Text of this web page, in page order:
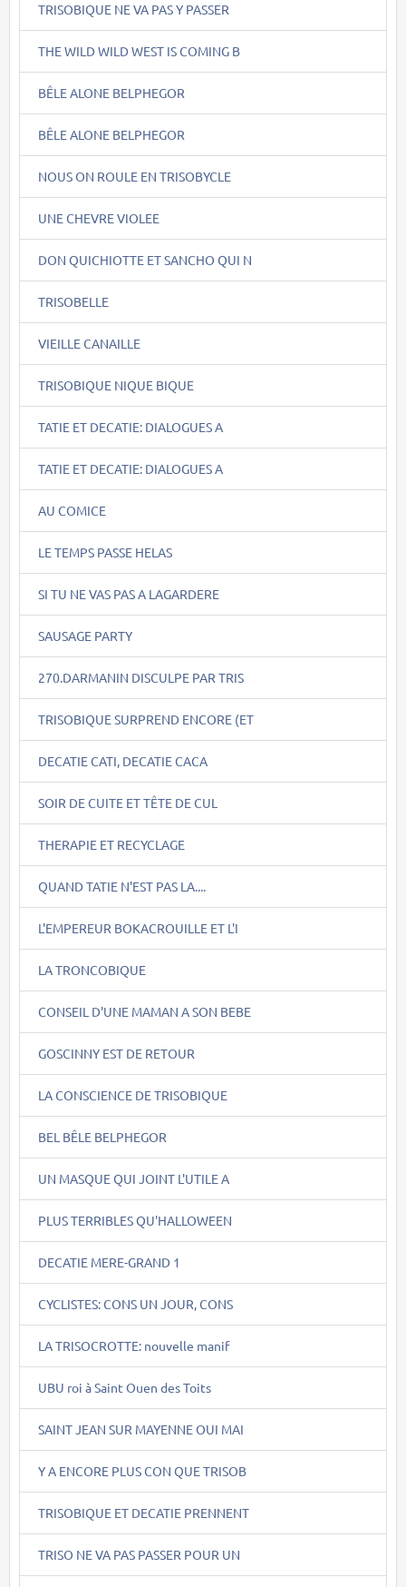
TRISOBIQUE NE VA PAS Y PASSER
THE WILD WILD WEST IS COMING B
BÊLE ALONE BELPHEGOR
BÊLE ALONE BELPHEGOR
NOUS ON ROULE EN TRISOBYCLE
UNE CHEVRE VIOLEE
DON QUICHIOTTE ET SANCHO QUI N
TRISOBELLE
VIEILLE CANAILLE
TRISOBIQUE NIQUE BIQUE
TATIE ET DECATIE: DIALOGUES A
TATIE ET DECATIE: DIALOGUES A
AU COMICE
LE TEMPS PASSE HELAS
SI TU NE VAS PAS A LAGARDERE
SAUSAGE PARTY
270.DARMANIN DISCULPE PAR TRIS
TRISOBIQUE SURPREND ENCORE (ET
DECATIE CATI, DECATIE CACA
SOIR DE CUITE ET TÊTE DE CUL
THERAPIE ET RECYCLAGE
QUAND TATIE N'EST PAS LA....
L'EMPEREUR BOKACROUILLE ET L'I
LA TRONCOBIQUE
CONSEIL D'UNE MAMAN A SON BEBE
GOSCINNY EST DE RETOUR
LA CONSCIENCE DE TRISOBIQUE
BEL BÊLE BELPHEGOR
UN MASQUE QUI JOINT L'UTILE A
PLUS TERRIBLES QU'HALLOWEEN
DECATIE MERE-GRAND 1
CYCLISTES: CONS UN JOUR, CONS
LA TRISOCROTTE: nouvelle manif
UBU roi à Saint Ouen des Toits
SAINT JEAN SUR MAYENNE OUI MAI
Y A ENCORE PLUS CON QUE TRISOB
TRISOBIQUE ET DECATIE PRENNENT
TRISO NE VA PAS PASSER POUR UN